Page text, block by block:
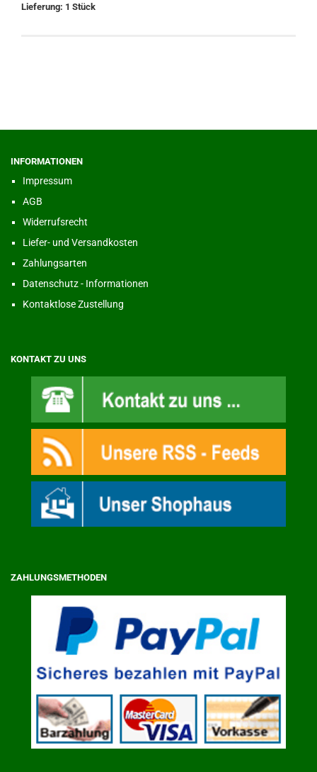
Lieferung: 1 Stück
INFORMATIONEN
Impressum
AGB
Widerrufsrecht
Liefer- und Versandkosten
Zahlungsarten
Datenschutz - Informationen
Kontaktlose Zustellung
KONTAKT ZU UNS
ZAHLUNGSMETHODEN